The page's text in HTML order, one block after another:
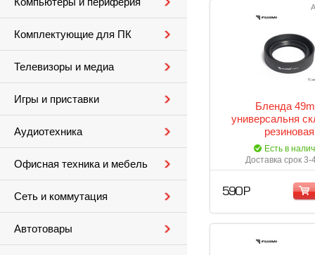
Комплектующие для ПК
Телевизоры и медиа
Игры и приставки
Аудиотехника
Офисная техника и мебель
Сеть и коммутация
Автотовары
Бленда
универсальня
резиновая
Есть в
Доставка срок 3-
590 Р